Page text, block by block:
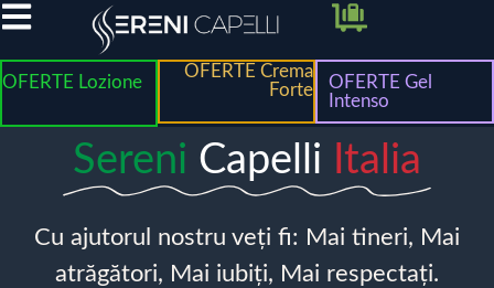
OFERTE Lozione
OFERTE Crema
Forte
OFERTE Gel
Intenso
Sereni Capelli Italia
Cu ajutorul nostru veți fi: Mai tineri, Mai
atrăgători, Mai iubiți, Mai respectați.